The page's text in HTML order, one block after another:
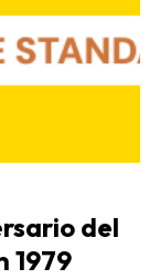
del
1979